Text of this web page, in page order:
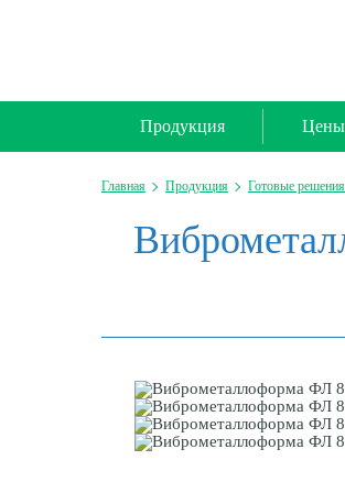
Продукция Цены
Главная Продукция Готовые